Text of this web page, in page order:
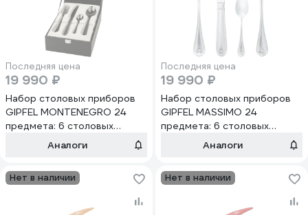
Последняя цена
19 990 ₽
Набор столовых приборов
GIPFEL MONTENEGRO 24
предмета: 6 столовых
ложек, 6 чайных ложек, 6
51236
Аналоги
Последняя цена
19 990 ₽
Набор столовых приборов
GIPFEL MASSIMO 24
предмета: 6 столовых
ложек, 6 чайных ложек, 6
51235
Аналоги
Нет в наличии Нет в наличии